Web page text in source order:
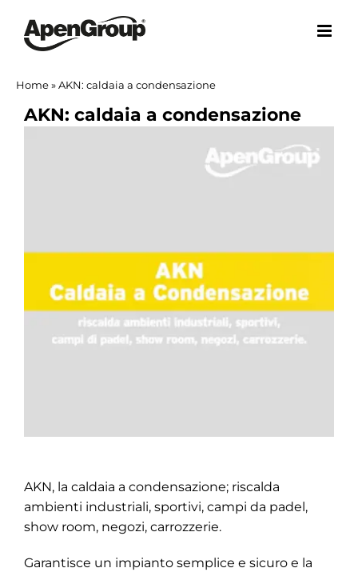
contenuto
Home»AKN: caldaia a condensazione
AKN: caldaia a condensazione
AKN, la caldaia a condensazione; riscalda
ambienti industriali, sportivi, campi da padel,
show room, negozi, carrozzerie.
Garantisce un impianto semplice e sicuro e la